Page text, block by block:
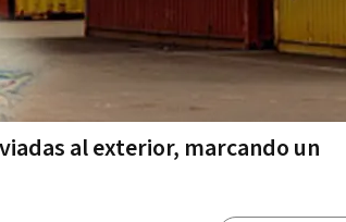
al exterior, marcando un